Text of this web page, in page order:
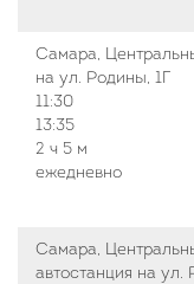
Самара,
на ул. Родины, 1Г
11:30
13:35
2 ч 5 м
ежедневно
Самара,
автостанция на ул.